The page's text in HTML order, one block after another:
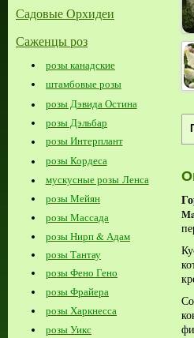
Садовые Орхидеи
Саженцы роз
розы канадские
штамбовые розы
розы Дэвида Остина
розы Дэльбар
розы Интерплант
розы Кордеса
мускусные розы Ленса
розы Мейян
розы Массада
розы Нирп & Адам
розы Тантау
розы Фено Гено
розы Фрайера
розы Харкнесса
розы Уикс